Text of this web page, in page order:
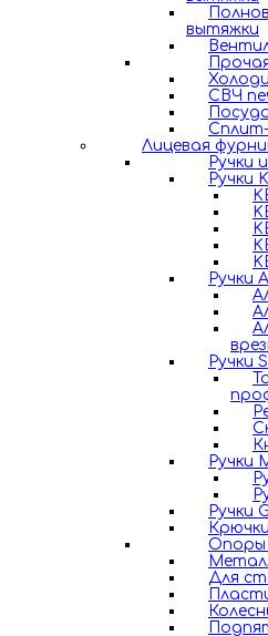
вытяжки
СВЧ
Лицевая
Ручки
Ручки
Ручки
Ручки
Ручки
Ручки
Крючки
Опоры
Для